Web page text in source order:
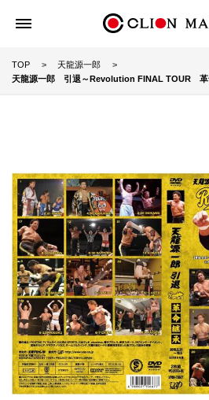
TOP
天龍源一郎
天龍源一郎 引退～Revolution FINAL TOUR 革